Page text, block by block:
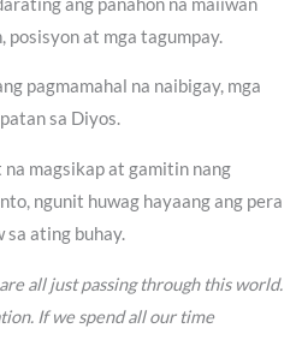
posisyon at mga tagumpay.
pagmamahal na naibigay, mga
sa Diyos.
magsikap at gamitin nang
ngunit huwag hayaang ang pera
sa ating buhay.
all just passing through this world.
If we spend all our time